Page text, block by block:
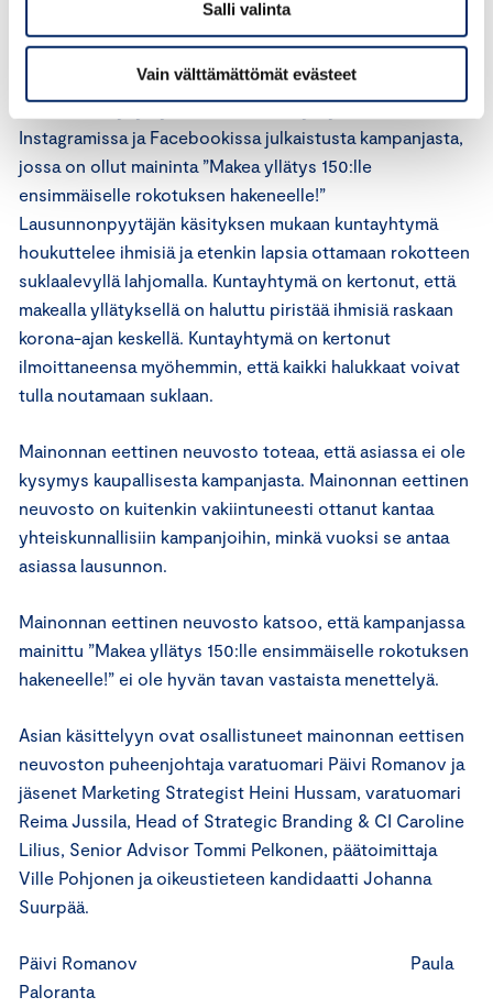
Salli valinta
Vain välttämättömät evästeet
Asian arviointi
Asiassa on kysymys liikelaitoskuntayhtymän
Instagramissa ja Facebookissa julkaistusta kampanjasta,
jossa on ollut maininta ”Makea yllätys 150:lle
ensimmäiselle rokotuksen hakeneelle!”
Lausunnonpyytäjän käsityksen mukaan kuntayhtymä
houkuttelee ihmisiä ja etenkin lapsia ottamaan rokotteen
suklaalevyllä lahjomalla. Kuntayhtymä on kertonut, että
makealla yllätyksellä on haluttu piristää ihmisiä raskaan
korona-ajan keskellä. Kuntayhtymä on kertonut
ilmoittaneensa myöhemmin, että kaikki halukkaat voivat
tulla noutamaan suklaan.
Mainonnan eettinen neuvosto toteaa, että asiassa ei ole
kysymys kaupallisesta kampanjasta. Mainonnan eettinen
neuvosto on kuitenkin vakiintuneesti ottanut kantaa
yhteiskunnallisiin kampanjoihin, minkä vuoksi se antaa
asiassa lausunnon.
Mainonnan eettinen neuvosto katsoo, että kampanjassa
mainittu ”Makea yllätys 150:lle ensimmäiselle rokotuksen
hakeneelle!” ei ole hyvän tavan vastaista menettelyä.
Asian käsittelyyn ovat osallistuneet mainonnan eettisen
neuvoston puheenjohtaja varatuomari Päivi Romanov ja
jäsenet Marketing Strategist Heini Hussam, varatuomari
Reima Jussila, Head of Strategic Branding & CI Caroline
Lilius, Senior Advisor Tommi Pelkonen, päätoimittaja
Ville Pohjonen ja oikeustieteen kandidaatti Johanna
Suurpää.
Päivi Romanov Paula
Paloranta